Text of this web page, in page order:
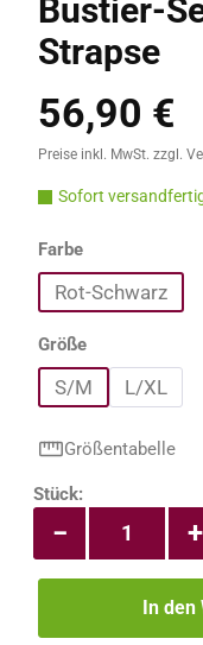
Bustier-
Strapse
Regulärer Preis:
56,90 €
Preise inkl. MwSt. zzgl.
Sofort
Farbeauswählen
Rot-Schwarz
Größeauswählen
S/M L/XL
Größentabelle
Produkt
Stück:
+
−
In den